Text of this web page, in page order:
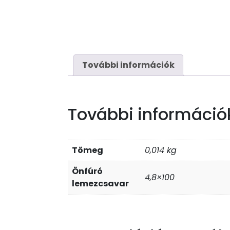
További információk
További
Tömeg
0,014 kg
Önfúró
lemezcsavar
4,8×100